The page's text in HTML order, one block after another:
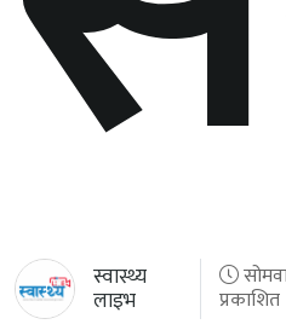
स्वास्थ्य
लाइभ प्रकाशित